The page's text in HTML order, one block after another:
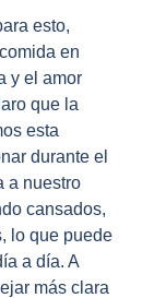
esto,
en
y el amor
que la
esta
durante el
a nuestro
cansados,
lo que puede
a día. A
más clara